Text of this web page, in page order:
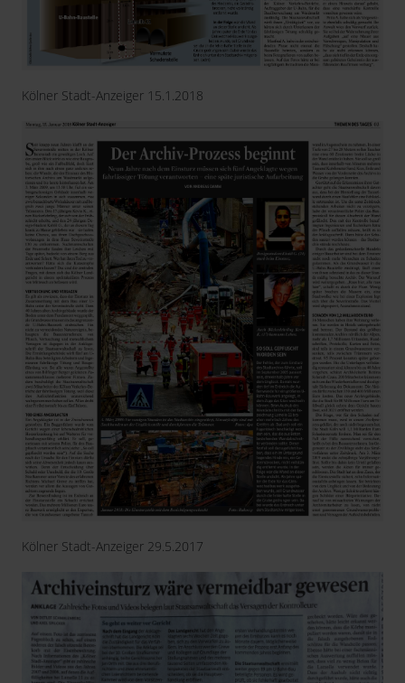
Kölner Stadt-Anzeiger 15.1.2018
Kölner Stadt-Anzeiger 29.5.2017